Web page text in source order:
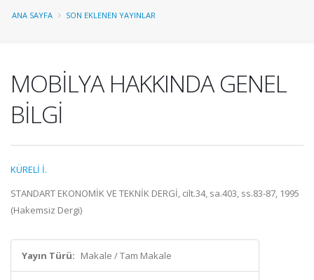
ANA SAYFA SON EKLENEN YAYINLAR
MOBİLYA HAKKINDA GENEL
BİLGİ
KÜRELİ İ.
STANDART EKONOMİK VE TEKNİK DERGİ, cilt.34, sa.403, ss.83-87, 1995
(Hakemsiz Dergi)
Yayın Türü: Makale / Tam Makale